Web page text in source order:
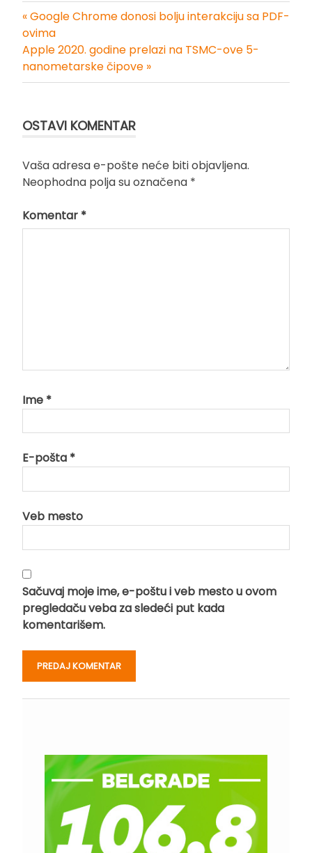
Kretanje
članka
« Google Chrome donosi bolju interakciju sa PDF-
ovima
Apple 2020. godine prelazi na TSMC-ove 5-
nanometarske čipove »
OSTAVI KOMENTAR
Vaša adresa e-pošte neće biti objavljena.
Neophodna polja su označena *
Komentar *
Ime *
E-pošta *
Veb mesto
Sačuvaj moje ime, e-poštu i veb mesto u ovom
pregledaču veba za sledeći put kada
komentarišem.